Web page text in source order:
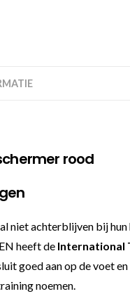
rood
niet achterblijven bij
heeft de International
goed aan op de voet
noemen.